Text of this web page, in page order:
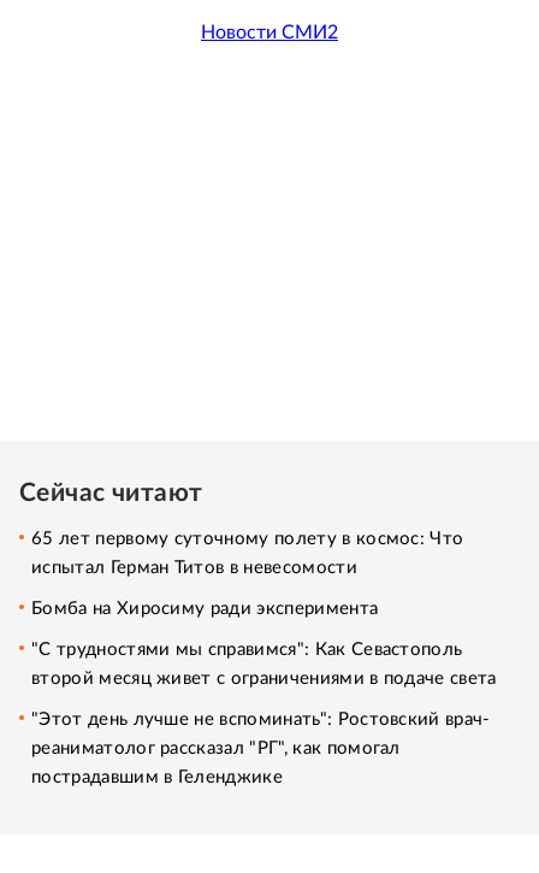
Новости СМИ2
Сейчас читают
65 лет первому суточному полету в космос: Что
испытал Герман Титов в невесомости
Бомба на Хиросиму ради эксперимента
"С трудностями мы справимся": Как Севастополь
второй месяц живет с ограничениями в подаче света
"Этот день лучше не вспоминать": Ростовский врач-
реаниматолог рассказал "РГ", как помогал
пострадавшим в Геленджике